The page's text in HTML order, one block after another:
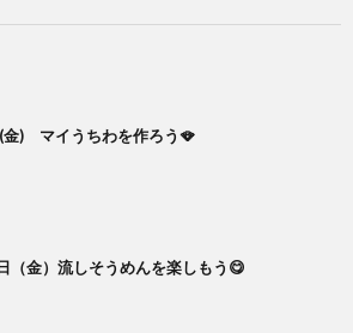
金) マイうちわを作ろう🪭
（金）流しそうめんを楽しもう😋